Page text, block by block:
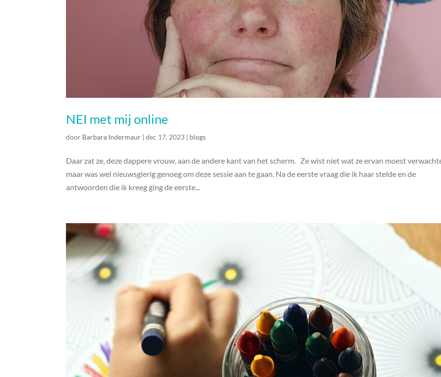
NEI met mij online
door Barbara Indermaur |dec 17, 2023 | blogs
Daar zat ze, deze dappere vrouw, aan de andere kant van het scherm. Ze wist niet wat ze ervan moest
maar was wel nieuwsgierig genoeg om deze sessie aan te gaan. Na de eerste vraag die ik haar stelde en de
antwoorden die ik kreeg ging de eerste...